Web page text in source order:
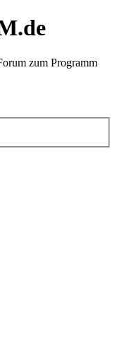
zum Programm